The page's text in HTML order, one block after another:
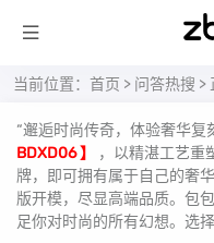
当前位置： 首页 > 问答热搜 >
“邂逅时尚传奇，体验奢华复
BDXD06 】
，以精湛工艺重
牌，即可拥有属于自己的奢
版开模，尽显高端品质。包
足你对时尚的所有幻想。选